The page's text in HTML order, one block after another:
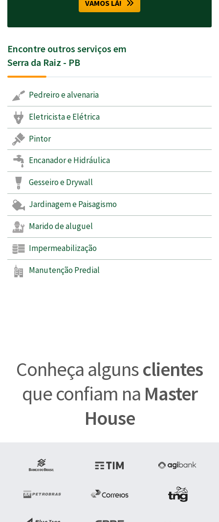
VAMOS LÁ!
Encontre outros serviços em
Serra da Raiz - PB
Pedreiro e alvenaria
Eletricista e Elétrica
Pintor
Encanador e Hidráulica
Gesseiro e Drywall
Jardinagem e Paisagismo
Marido de aluguel
Impermeabilização
Manutenção Predial
Conheça algunsclientes
que confiam na Master
House